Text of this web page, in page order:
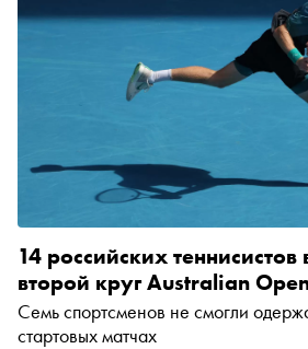
14 российских
второй круг Australian
Семь спортсменов не смогли
стартовых матчах